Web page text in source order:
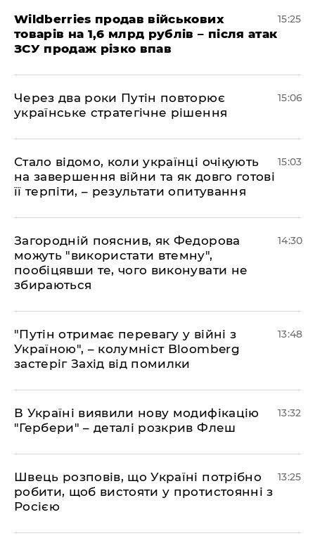
Wildberries продав військових
товарів на 1,6 млрд рублів – після атак
ЗСУ продаж різко впав
15:25
Через два роки Путін повторює
українське стратегічне рішення
15:06
Стало відомо, коли українці очікують
на завершення війни та як довго готові
її терпіти, – результати опитування
15:03
Загородній пояснив, як Федорова
можуть "використати втемну",
пообіцявши те, чого виконувати не
збираються
14:30
"Путін отримає перевагу у війні з
Україною", – колумніст Bloomberg
застеріг Захід від помилки
13:48
В Україні виявили нову модифікацію
"Гербери" – деталі розкрив Флеш
13:32
Швець розповів, що Україні потрібно
робити, щоб вистояти у протистоянні з
Росією
13:25